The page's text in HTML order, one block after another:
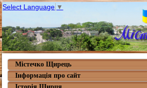
Select Language ▼
Містечко Щирець
Інформація про сайт